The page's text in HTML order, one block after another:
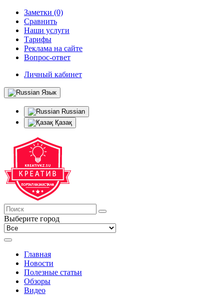
Заметки (0)
Сравнить
Наши услуги
Тарифы
Реклама на сайте
Вопрос-ответ
Личный кабинет
Язык
Russian
Қазақ
Выберите город
Главная
Новости
Полезные статьи
Обзоры
Видео